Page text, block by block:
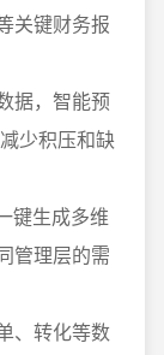
关键财务报
据，智能预
少积压和缺
键生成多维
管理层的需
、转化等数